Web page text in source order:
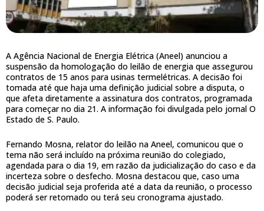
A Agência Nacional de Energia Elétrica (Aneel) anunciou a
suspensão da homologação do leilão de energia que assegurou
contratos de 15 anos para usinas termelétricas. A decisão foi
tomada até que haja uma definição judicial sobre a disputa, o
que afeta diretamente a assinatura dos contratos, programada
para começar no dia 21. A informação foi divulgada pelo jornal O
Estado de S. Paulo.
Fernando Mosna, relator do leilão na Aneel, comunicou que o
tema não será incluído na próxima reunião do colegiado,
agendada para o dia 19, em razão da judicialização do caso e da
incerteza sobre o desfecho. Mosna destacou que, caso uma
decisão judicial seja proferida até a data da reunião, o processo
poderá ser retomado ou terá seu cronograma ajustado.